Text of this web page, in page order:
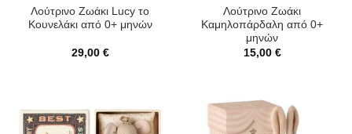
Λούτρινο Ζωάκι Lucy το
Κουνελάκι από 0+ μηνών
29,00 €
Λούτρινο Ζωάκι
Καμηλοπάρδαλη από 0+
μηνών
15,00 €